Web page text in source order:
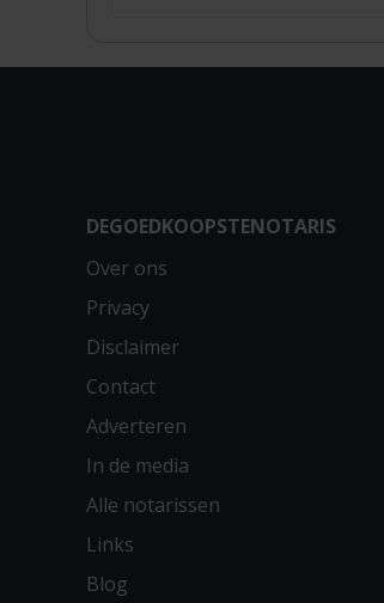
DEGOEDKOOPSTENOTARIS
Over ons
Privacy
Disclaimer
Contact
Adverteren
In de media
Alle notarissen
Links
Blog